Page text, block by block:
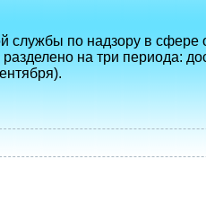
службы по надзору в сфере
на три периода: